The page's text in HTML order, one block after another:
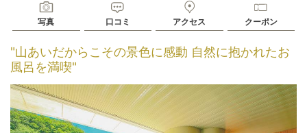
写真 口コミ アクセス クーポン
"山あいだからこその景色に感動 自然に抱かれたお
風呂を満喫"